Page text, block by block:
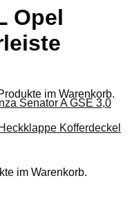
im Warenkorb.
im Warenkorb.
Opel